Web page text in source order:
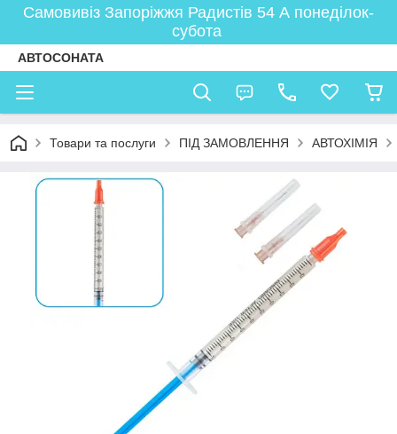
Самовивіз Запоріжжя Радистів 54 А понеділок-
субота
АВТОСОНАТА
Товари та послуги ПІД ЗАМОВЛЕННЯ АВТОХІМІЯ